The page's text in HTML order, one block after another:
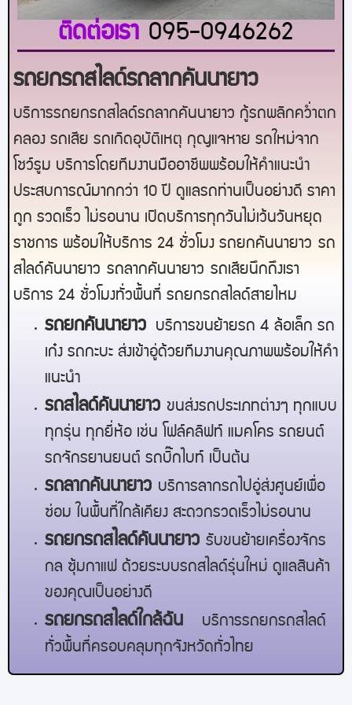
ติดต่อเรา 095-0946262
รถยกรถสไลด์รถลากคันนายาว
บริการรถยกรถสไลด์รถลากคันนายาว กู้รถพลิกคว่ำตก
คลอง รถเสีย รถเกิดอุบัติเหตุ กุญแจหาย รถใหม่จาก
โชว์รูม บริการโดยทีมงานมืออาชีพพร้อมให้คำแนะนำ
ประสบการณ์มากกว่า 10 ปี ดูแลรถท่านเป็นอย่างดี ราคา
ถูก รวดเร็ว ไม่รอนาน เปิดบริการทุกวันไม่เว้นวันหยุด
ราชการ พร้อมให้บริการ 24 ชั่วโมง รถยกคันนายาว รถ
สไลด์คันนายาว รถลากคันนายาว รถเสียนึกถึงเรา
บริการ 24 ชั่วโมงทั่วพื้นที่ รถยกรถสไลด์สายไหม
รถยกคันนายาว
บริการขนย้ายรถ 4 ล้อเล็ก รถ
เก๋ง รถกะบะ ส่งเข้าอู่ด้วยทีมงานคุณภาพพร้อมให้คำ
แนะนำ
รถสไลด์คันนายาว ขนส่งรถประเภทต่างๆ ทุกแบบ
ทุกรุ่น ทุกยี่ห้อ เช่น โฟล์คลิฟท์ แมคโคร รถยนต์
รถจักรยานยนต์ รถบิ๊กไบท์ เป็นต้น
รถลากคันนายาว บริการลากรถไปอู่ส่งศูนย์เพื่อ
ซ่อม ในพื้นที่ใกล้เคียง สะดวกรวดเร็วไม่รอนาน
รถยกรถสไลด์คันนายาว รับขนย้ายเครื่องจักร
กล ซุ้มกาแฟ ด้วยระบบรถสไลด์รุ่นใหม่ ดูแลสินค้า
ของคุณเป็นอย่างดี
รถยกรถสไลด์ใกล้ฉัน
บริการรถยกรถสไลด์
ทั่วพื้นที่ครอบคลุมทุกจังหวัดทั่วไทย